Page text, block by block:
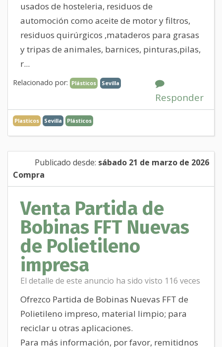
usados de hosteleria, residuos de
automoción como aceite de motor y filtros,
residuos quirúrgicos ,mataderos para grasas
y tripas de animales, barnices, pinturas,pilas,
r...
Relacionado por: Plásticos Sevilla
Responder
Plasticos Sevilla Plásticos
Publicado desde: sábado 21 de marzo de 2026
Compra
Venta Partida de
Bobinas FFT Nuevas
de Polietileno
impresa
El detalle de este anuncio ha sido visto 116 veces
Ofrezco Partida de Bobinas Nuevas FFT de
Polietileno impreso, material limpio; para
reciclar u otras aplicaciones.
Para más información, por favor, remitidnos